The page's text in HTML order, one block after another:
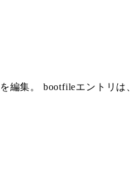
を編集。 bootfileエントリは